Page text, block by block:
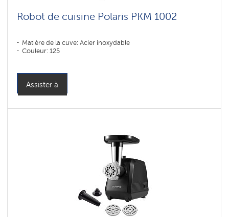
Robot de cuisine Polaris PKM 1002
Matière de la cuve: Acier inoxydable
Couleur: 125
Assister à